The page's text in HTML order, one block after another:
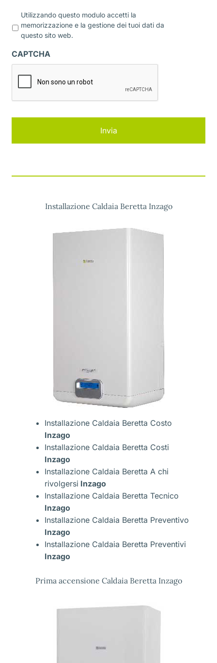
r
i
a
c
Utilizzando questo modulo accetti la
memorizzazione e la gestione dei tuoi dati da
questo sito web.
CAPTCHA
Installazione Caldaia Beretta Inzago
Installazione Caldaia Beretta Costo
Inzago
Installazione Caldaia Beretta Costi
Inzago
Installazione Caldaia Beretta A chi
rivolgersi Inzago
Installazione Caldaia Beretta Tecnico
Inzago
Installazione Caldaia Beretta Preventivo
Inzago
Installazione Caldaia Beretta Preventivi
Inzago
Prima accensione Caldaia Beretta Inzago